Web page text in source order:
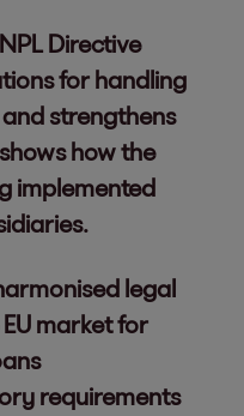
Directive
for handling
strengthens
how the
implemented
legal
market for
requirements